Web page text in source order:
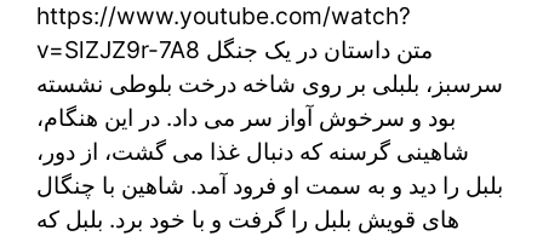
–
آموزش
فارسی
با
داستان
https://www.youtube.com/watch?
v=SlZJZ9r-7A8 متن داستان در یک جنگل
سرسبز، بلبلی بر روی شاخه درخت بلوطی نشسته
بود و سرخوش آواز سر می داد. در این هنگام،
شاهینی گرسنه که دنبال غذا می گشت، از دور،
بلبل را دید و به سمت او فرود آمد. شاهین با چنگال
های قویش بلبل را گرفت و با خود برد. بلبل که